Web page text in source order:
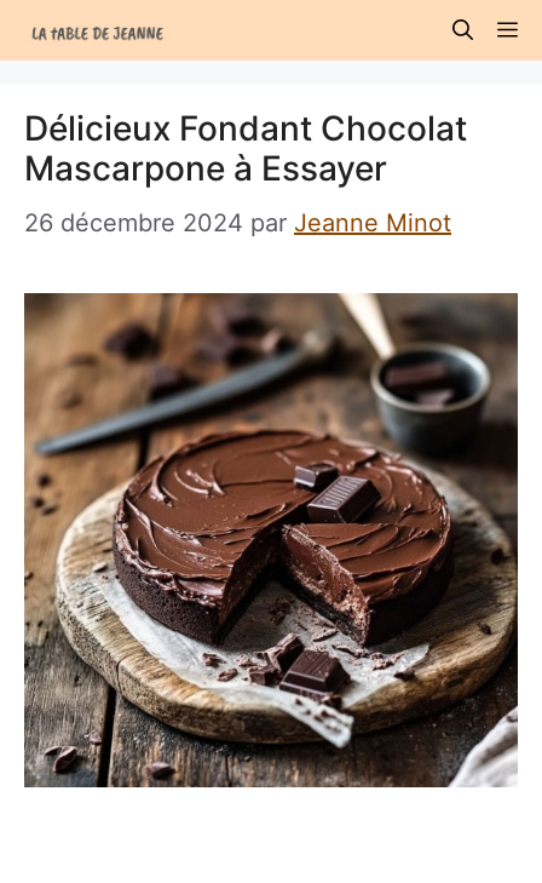
au
Délicieux Fondant Chocolat
Mascarpone à Essayer
26 décembre 2024 par Jeanne Minot